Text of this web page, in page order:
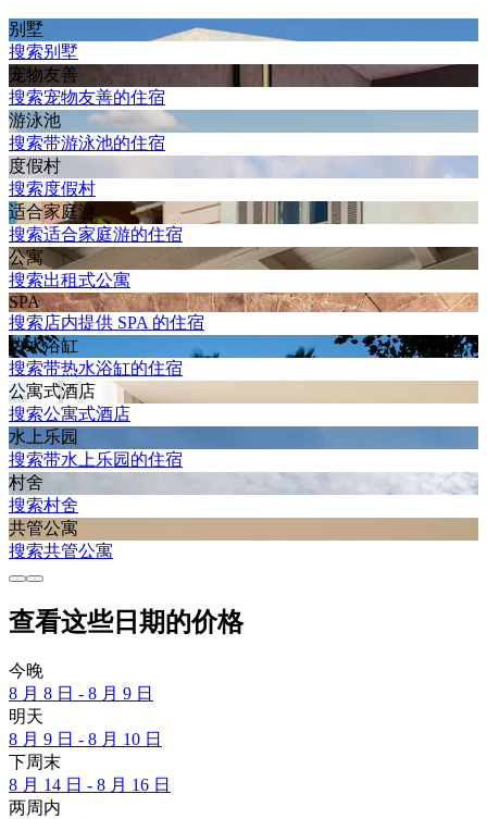
别墅
搜索别墅
宠物友善
搜索宠物友善的住宿
游泳池
搜索带游泳池的住宿
度假村
搜索度假村
适合家庭游
搜索适合家庭游的住宿
公寓
搜索出租式公寓
SPA
搜索店内提供 SPA 的住宿
热水浴缸
搜索带热水浴缸的住宿
公寓式酒店
搜索公寓式酒店
水上乐园
搜索带水上乐园的住宿
村舍
搜索村舍
共管公寓
搜索共管公寓
查看这些日期的价格
今晚
8 月 8 日 - 8 月 9 日
明天
8 月 9 日 - 8 月 10 日
下周末
8 月 14 日 - 8 月 16 日
两周内